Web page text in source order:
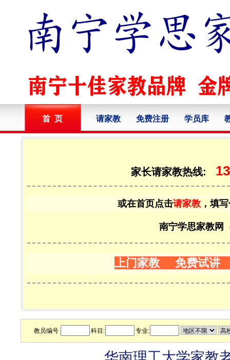
首 页 请家教 免费注册 学员库
家长请家教热线:
或在首页点击请家教 ，填
南宁学思家教网
上门家教 免费试讲
教员编号 科目: 专业: